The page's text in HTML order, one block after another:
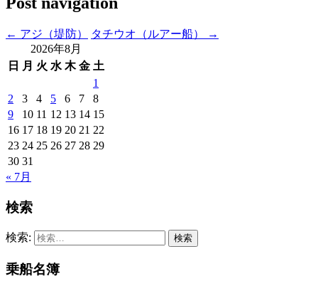
← アジ（堤防） タチウオ（ルアー船）
→
2026年8月
日
月 火 水 木 金 土
1
2
3 4 5 6 7
8
9
10 11 12 13 14 15
16 17 18 19 20 21 22
23 24 25 26 27 28 29
30 31
« 7月
検索
検索:
乗船名簿